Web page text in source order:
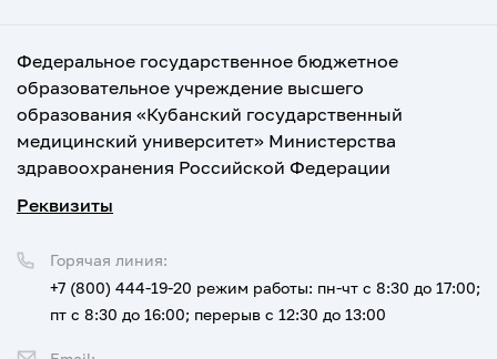
Федеральное государственное бюджетное
образовательное учреждение высшего
образования «Кубанский государственный
медицинский университет» Министерства
здравоохранения Российской Федерации
Реквизиты
Горячая линия:
+7 (800) 444-19-20 режим работы: пн-чт с 8:30 до 17:00;
пт с 8:30 до 16:00; перерыв с 12:30 до 13:00